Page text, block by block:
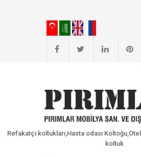
Refakatçi koltukları,Hasta odası
koltuk